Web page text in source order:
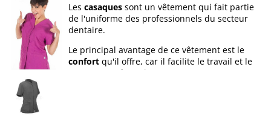
Les casaques sont un vêtement qui fait partie
de l'uniforme des professionnels du secteur
dentaire.
Le principal avantage de ce vêtement est le
confort qu'il offre, car il facilite le travail et le
contact avec le patient.